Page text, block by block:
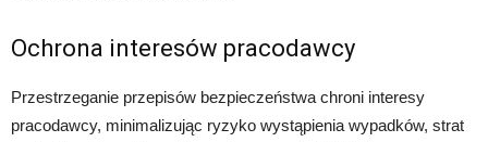
Ochrona interesów pracodawcy
Przestrzeganie przepisów bezpieczeństwa chroni interesy
pracodawcy, minimalizując ryzyko wystąpienia wypadków, strat